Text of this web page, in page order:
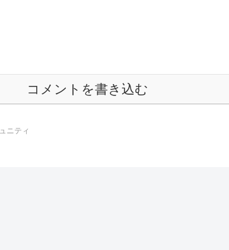
コメントを書き込む
ニティ